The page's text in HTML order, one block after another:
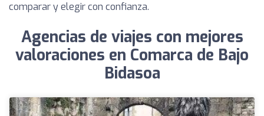
comparar y elegir con confianza.
Agencias de viajes con mejores
valoraciones en Comarca de Bajo
Bidasoa